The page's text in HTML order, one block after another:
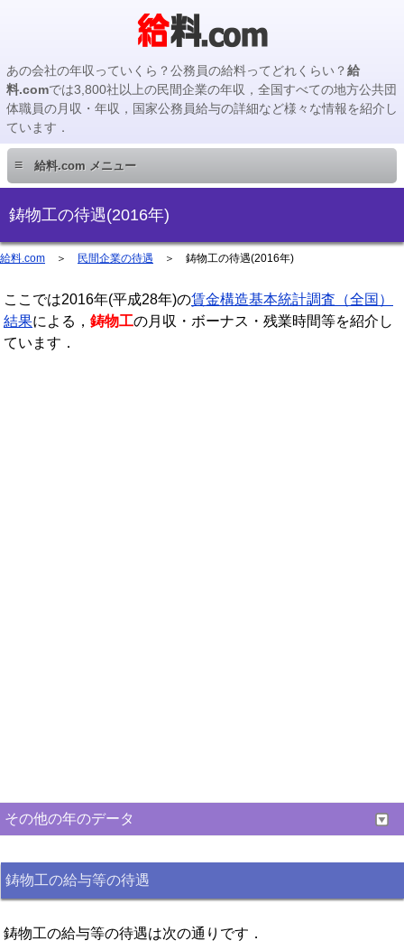
あの会社の年収っていくら？公務員の給料ってどれくらい？給
料.comでは3,800社以上の民間企業の年収，全国すべての地方公共団
体職員の月収・年収，国家公務員給与の詳細など様々な情報を紹介し
ています．
≡ 給料.com メニュー
民間企業編
国家公務員編
地方公務員編
地方公務員給料検索
鋳物工の待遇(2016年)
給料.com ＞ 民間企業の待遇 ＞ 鋳物工の待遇(2016年)
ここでは2016年(平成28年)の賃金構造基本統計調査（全国）
結果による， 鋳物工の月収・ボーナス・残業時間等を紹介し
ています．
その他の年のデータ
鋳物工の給与等の待遇
鋳物工の給与等の待遇は次の通りです．